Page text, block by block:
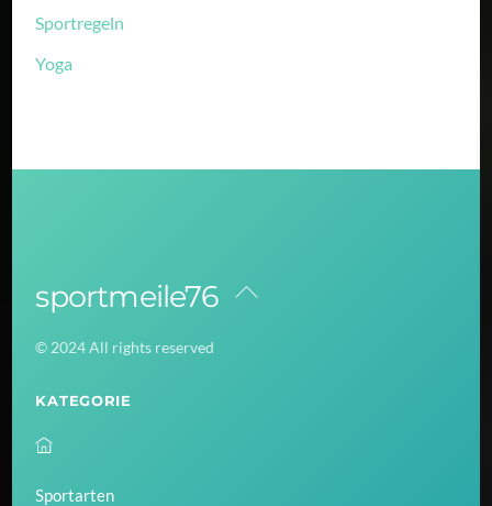
Sportregeln
Yoga
Back
sportmeile76
© 2024 All rights reserved
KATEGORIE
Sportarten